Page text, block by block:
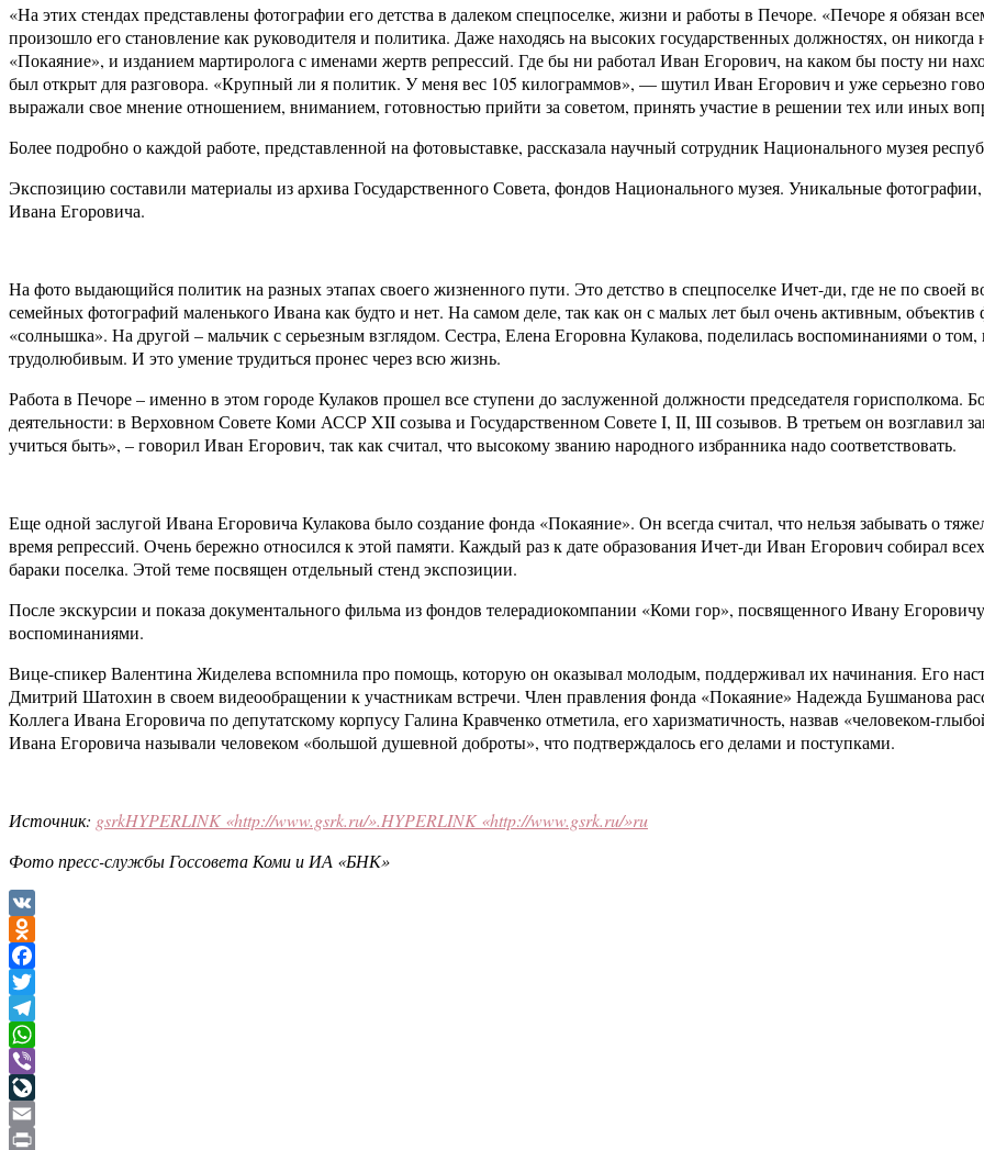
«На этих стендах представлены фотографии его детства в далеком спецпоселке, жизни и работы в Печоре. «Печоре я обязан
произошло его становление как руководителя и политика. Даже находясь на высоких государственных должностях, он
«Покаяние», и изданием мартиролога с именами жертв репрессий. Где бы ни работал Иван Егорович, на каком бы посту ни
был открыт для разговора. «Крупный ли я политик. У меня вес 105 килограммов», — шутил Иван Егорович и уже серьезно
выражали свое мнение отношением, вниманием, готовностью прийти за советом, принять участие в решении тех или иных
Более подробно о каждой работе, представленной на фотовыставке, рассказала научный сотрудник Национального музея
Экспозицию составили материалы из архива Государственного Совета, фондов Национального музея. Уникальные
Ивана Егоровича.
На фото выдающийся политик на разных этапах своего жизненного пути. Это детство в спецпоселке Ичет-ди, где не по своей
семейных фотографий маленького Ивана как будто и нет. На самом деле, так как он с малых лет был очень активным, объектив
«солнышка». На другой – мальчик с серьезным взглядом. Сестра, Елена Егоровна Кулакова, поделилась воспоминаниями о том,
трудолюбивым. И это умение трудиться пронес через всю жизнь.
Работа в Печоре – именно в этом городе Кулаков прошел все ступени до заслуженной должности председателя горисполкома.
деятельности: в Верховном Совете Коми АССРXIIсозыва и Государственном СоветеI, II, IIIсозывов. В третьем он возглавил
учиться быть», – говорил Иван Егорович, так как считал, что высокому званию народного избранника надо соответствовать.
Еще одной заслугой Ивана Егоровича Кулакова было создание фонда «Покаяние». Он всегда считал, что нельзя забывать о
время репрессий. Очень бережно относился к этой памяти. Каждый раз к дате образования Ичет-ди Иван Егорович собирал
бараки поселка. Этой теме посвящен отдельный стенд экспозиции.
После экскурсии и показа документального фильма из фондов телерадиокомпании «Коми гор», посвященного Ивану
воспоминаниями.
Вице-спикер Валентина Жиделева вспомнила про помощь, которую он оказывал молодым, поддерживал их начинания. Его
Дмитрий Шатохин в своем видеообращении к участникам встречи. Член правления фонда «Покаяние» Надежда Бушманова
Коллега Ивана Егоровича по депутатскому корпусу Галина Кравченко отметила, его харизматичность, назвав «человеком-
Ивана Егоровича называли человеком «большой душевной доброты», что подтверждалось его делами и поступками.
Источник: gsrkHYPERLINK «http://www.gsrk.ru/».HYPERLINK «http://www.gsrk.ru/»ru
Фото пресс-службы Госсовета Коми и ИА «БНК»
VK
Odnoklassniki
Facebook
Twitter
Telegram
WhatsApp
Viber
LiveJournal
Email